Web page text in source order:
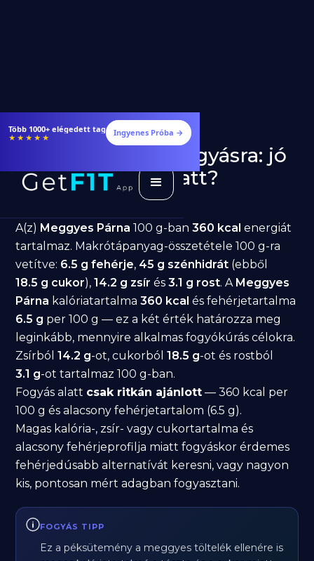
Több 1000+ elégedett tag
★★★★★ Ingyenes Próba →
Meggyes Párna fogyásra: jó
választás diéta alatt?
A(z) Meggyes Párna 100 g-ban360 kcal energiát
tartalmaz. Makrótápanyag-összetétele 100 g-ra
vetítve: 6.5 g fehérje, 45 g szénhidrát (ebből
18.5 g cukor),14.2 g zsír és3.1 g rost. A Meggyes
Párna kalóriatartalma360 kcal és fehérjetartalma
6.5 g per 100 g — ez a két érték határozza meg
leginkább, mennyire alkalmas fogyókúrás célokra.
Zsírból14.2 g-ot, cukorból18.5 g-ot és rostból
3.1 g-ot tartalmaz 100 g-ban.
Fogyás alatt csak ritkán ajánlott — 360 kcal per
100 g és alacsony fehérjetartalom (6.5 g).
Magas kalória-, zsír- vagy cukortartalma és
alacsony fehérjeprofilja miatt fogyáskor érdemes
fehérjedúsabb alternatívát keresni, vagy nagyon
kis, pontosan mért adagban fogyasztani.
FOGYÁS TIPP
Ez a péksütemény a meggyes töltelék ellenére is